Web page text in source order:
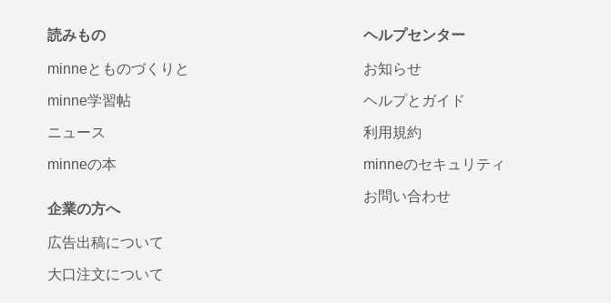
読みもの
minneとものづくりと
minne学習帖
ニュース
minneの本
企業の方へ
広告出稿について
大口注文について
ヘルプセンター
お知らせ
ヘルプとガイド
利用規約
minneのセキュリティ
お問い合わせ